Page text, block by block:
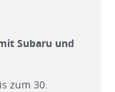
Subaru und
zum 30.